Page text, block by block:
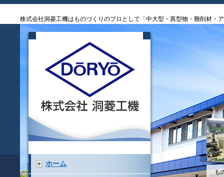
株式会社洞菱工機はものづくりのプロとして「中大型・異型物・難削材・
ホーム
も